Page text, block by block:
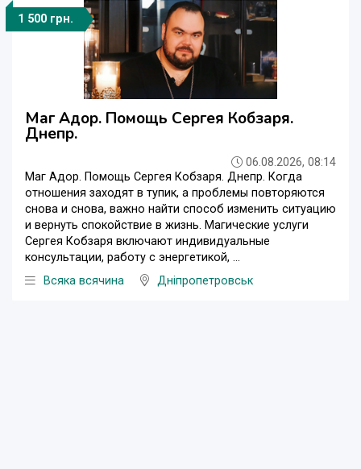
1 500 грн.
Маг Адор. Помощь Сергея Кобзаря.
Днепр.
06.08.2026, 08:14
Маг Адор. Помощь Сергея Кобзаря. Днепр. Когда
отношения заходят в тупик, а проблемы повторяются
снова и снова, важно найти способ изменить ситуацию
и вернуть спокойствие в жизнь. Магические услуги
Сергея Кобзаря включают индивидуальные
консультации, работу с энергетикой, ...
Всяка всячина
Дніпропетровськ